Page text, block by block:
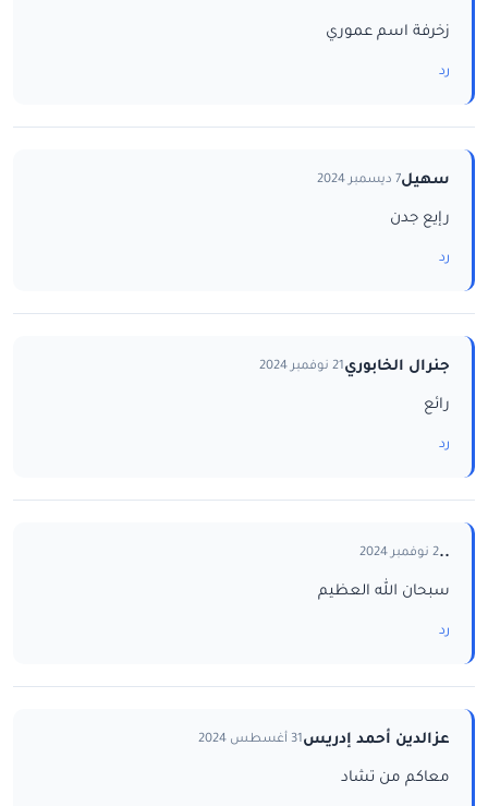
زخرفة اسم عموري
رد
سهيل7 ديسمبر 2024
رإيع جدن
رد
جنرال الخابوري21 نوفمبر 2024
رائع
رد
..2 نوفمبر 2024
سبحان الله العظيم
رد
عزالدين أحمد إدريس31 أغسطس 2024
معاكم من تشاد